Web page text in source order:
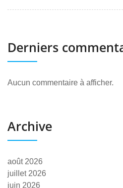
Derniers
Aucun commentaire à afficher.
Archive
août 2026
juillet 2026
juin 2026